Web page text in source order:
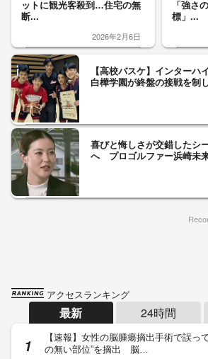
ットに観光客殺到…住宅の無
断...
2026年2月6日
「強さ
標」...
【高校バスケ】インター
白樺学園が終盤の接戦を制
喜びと悔しさが交錯したシ
へ プロゴルファー浜崎未
アクセスランキング
最新 24時間
【速報】女性の脳腫瘍摘出手術で誤っ
の無い部位”を摘出 脳…